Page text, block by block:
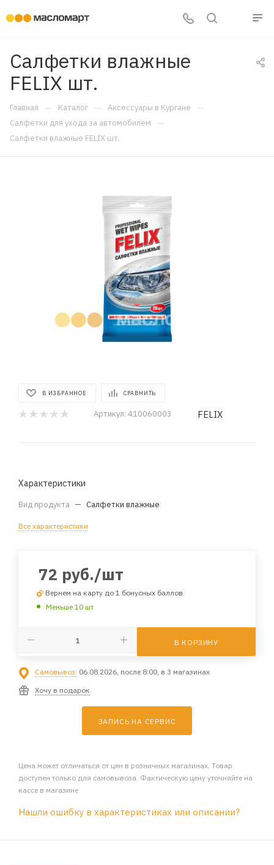
Салфетки влажные
FELIX шт.
Главная — Каталог — Аксессуары в Кургане —
Салфетки для ухода за автомобилем —
Салфетки влажные FELIX шт.
В ИЗБРАННОЕ СРАВНИТЬ
Артикул: 410060003 FELIX
Характеристики
Вид продукта — Салфетки влажные
Все характеристики
72 руб./шт
Вернем на карту до 1 бонусных баллов
Меньше 10 шт
В КОРЗИНУ
Самовывоз: 06.08.2026, после 8:00, в 3 магазинах
Хочу в подарок
ЗАПИСЬ НА СЕРВИС
Цена может отличаться от цен в розничных магазинах. Товар
доступен только для самовывоза. Фактическую цену уточняйте на
кассе в магазине
Нашли ошибку в характеристиках или описании?